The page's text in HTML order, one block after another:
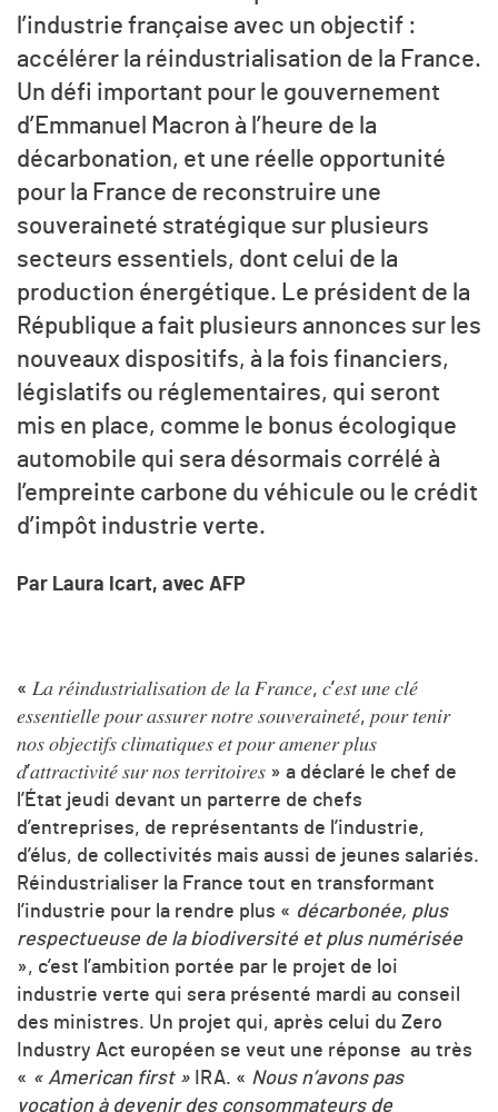
l’industrie française avec un objectif :
accélérer la réindustrialisation de la France.
Un défi important pour le gouvernement
d’Emmanuel Macron à l’heure de la
décarbonation, et une réelle opportunité
pour la France de reconstruire une
souveraineté stratégique sur plusieurs
secteurs essentiels, dont celui de la
production énergétique. Le président de la
République a fait plusieurs annonces sur les
nouveaux dispositifs, à la fois financiers,
législatifs ou réglementaires, qui seront
mis en place, comme le bonus écologique
automobile qui sera désormais corrélé à
l’empreinte carbone du véhicule ou le crédit
d’impôt industrie verte.
Par Laura Icart, avec AFP
« 𝐿𝑎 𝑟𝑒́𝑖𝑛𝑑𝑢𝑠𝑡𝑟𝑖𝑎𝑙𝑖𝑠𝑎𝑡𝑖𝑜𝑛 𝑑𝑒 𝑙𝑎 𝐹𝑟𝑎𝑛𝑐𝑒, 𝑐’𝑒𝑠𝑡 𝑢𝑛𝑒 𝑐𝑙𝑒́
𝑒𝑠𝑠𝑒𝑛𝑡𝑖𝑒𝑙𝑙𝑒 𝑝𝑜𝑢𝑟 𝑎𝑠𝑠𝑢𝑟𝑒𝑟 𝑛𝑜𝑡𝑟𝑒 𝑠𝑜𝑢𝑣𝑒𝑟𝑎𝑖𝑛𝑒𝑡𝑒́, 𝑝𝑜𝑢𝑟 𝑡𝑒𝑛𝑖𝑟
𝑛𝑜𝑠 𝑜𝑏𝑗𝑒𝑐𝑡𝑖𝑓𝑠 𝑐𝑙𝑖𝑚𝑎𝑡𝑖𝑞𝑢𝑒𝑠 𝑒𝑡 𝑝𝑜𝑢𝑟 𝑎𝑚𝑒𝑛𝑒𝑟 𝑝𝑙𝑢𝑠
𝑑’𝑎𝑡𝑡𝑟𝑎𝑐𝑡𝑖𝑣𝑖𝑡𝑒́ 𝑠𝑢𝑟 𝑛𝑜𝑠 𝑡𝑒𝑟𝑟𝑖𝑡𝑜𝑖𝑟𝑒𝑠 » a déclaré le chef de
l’État jeudi devant un parterre de chefs
d’entreprises, de représentants de l’industrie,
d’élus, de collectivités mais aussi de jeunes salariés.
Réindustrialiser la France tout en transformant
l’industrie pour la rendre plus « décarbonée, plus
respectueuse de la biodiversité et plus numérisée
», c’est l’ambition portée par le projet de loi
industrie verte qui sera présenté mardi au conseil
des ministres. Un projet qui, après celui du Zero
Industry Act européen se veut une réponse au très
« « American first » IRA. « Nous n’avons pas
vocation à devenir des consommateurs de